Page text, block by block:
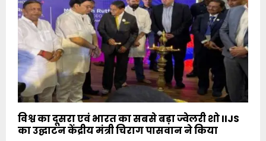
विश्व का दूसरा एवं भारत का सबसे बड़ा ज्वेलरी शो IIJS
का उद्घाटन केंद्रीय मंत्री चिराग पासवान ने किया